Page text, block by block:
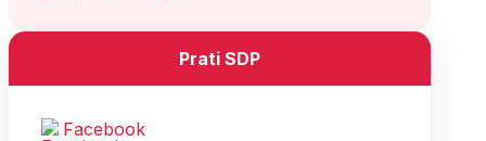
Prati SDP
Facebook